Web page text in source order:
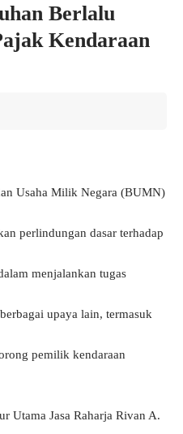
Berlalu
Kendaraan
Usaha Milik Negara (BUMN)
perlindungan dasar terhadap
menjalankan tugas
upaya lain, termasuk
pemilik kendaraan
Utama Jasa Raharja Rivan A.